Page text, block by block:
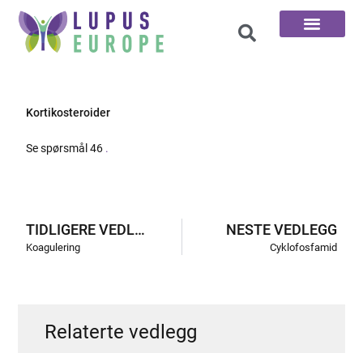
Kortikosteroider
Se spørsmål 46 .
TIDLIGERE VEDLEGG
Koagulering
NESTE VEDLEGG
Cyklofosfamid
Relaterte vedlegg